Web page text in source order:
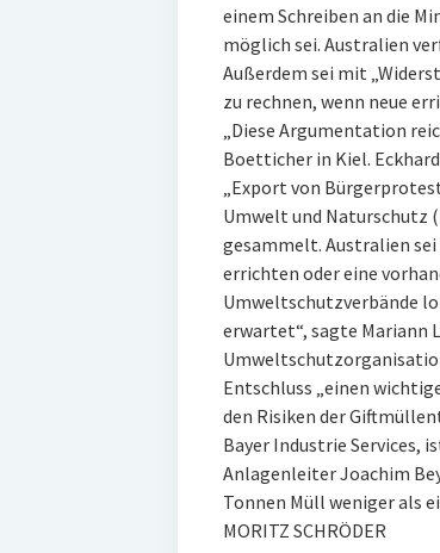
einem Schreiben an die
möglich sei. Australien
Außerdem sei mit
zu rechnen, wenn neue
„Diese Argumentation
Boetticher in Kiel.
„Export von
Umwelt und Naturschutz
gesammelt. Australien
errichten oder eine
Umweltschutzverbände
erwartet“, sagte Mariann
Entschluss „einen
den Risiken der
Bayer Industrie Services,
Anlagenleiter Joachim
Tonnen Müll weniger als
MORITZ SCHRÖDER